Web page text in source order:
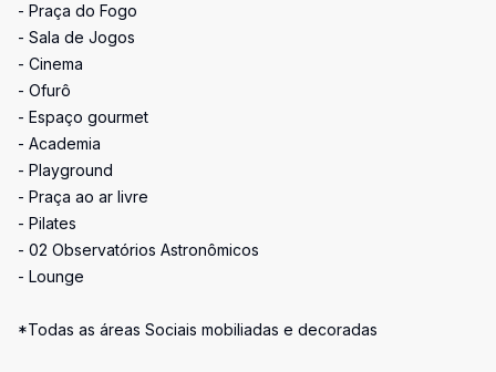
- Praça do Fogo
- Sala de Jogos
- Cinema
- Ofurô
- Espaço gourmet
- Academia
- Playground
- Praça ao ar livre
- Pilates
- 02 Observatórios Astronômicos
- Lounge
*Todas as áreas Sociais mobiliadas e decoradas